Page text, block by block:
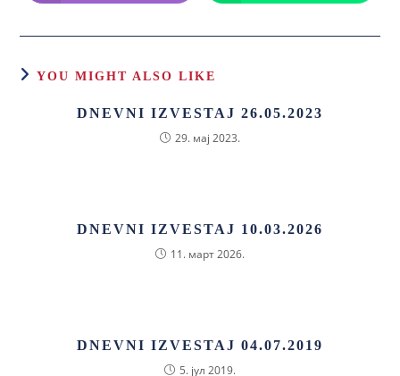
YOU MIGHT ALSO LIKE
DNEVNI IZVESTAJ 26.05.2023
29. мај 2023.
DNEVNI IZVESTAJ 10.03.2026
11. март 2026.
DNEVNI IZVESTAJ 04.07.2019
5. јул 2019.